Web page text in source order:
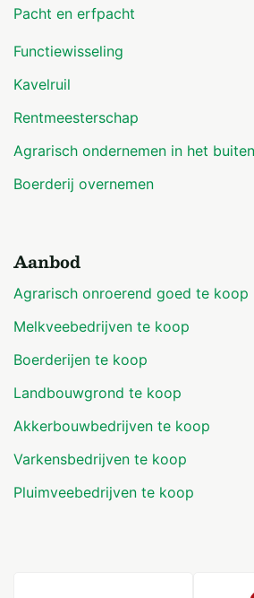
Pacht en erfpacht
Functiewisseling
Kavelruil
Rentmeesterschap
Agrarisch ondernemen in het
Boerderij overnemen
Aanbod
Agrarisch onroerend goed te koop
Melkveebedrijven te koop
Boerderijen te koop
Landbouwgrond te koop
Akkerbouwbedrijven te koop
Varkensbedrijven te koop
Pluimveebedrijven te koop